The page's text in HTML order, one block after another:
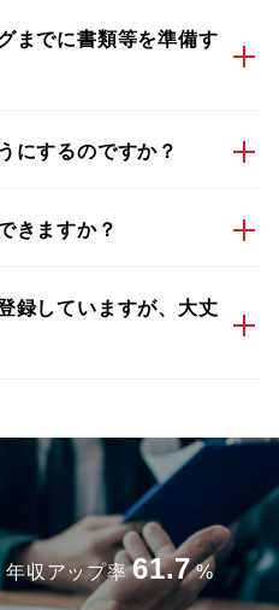
までに書類等を準備す
にするのですか？
きますか？
録していますが、大丈
年収アップ率 61.7 %